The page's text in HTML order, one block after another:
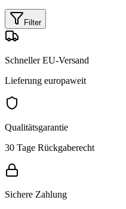
Filter
Schneller EU-Versand
Lieferung europaweit
Qualitätsgarantie
30 Tage Rückgaberecht
Sichere Zahlung